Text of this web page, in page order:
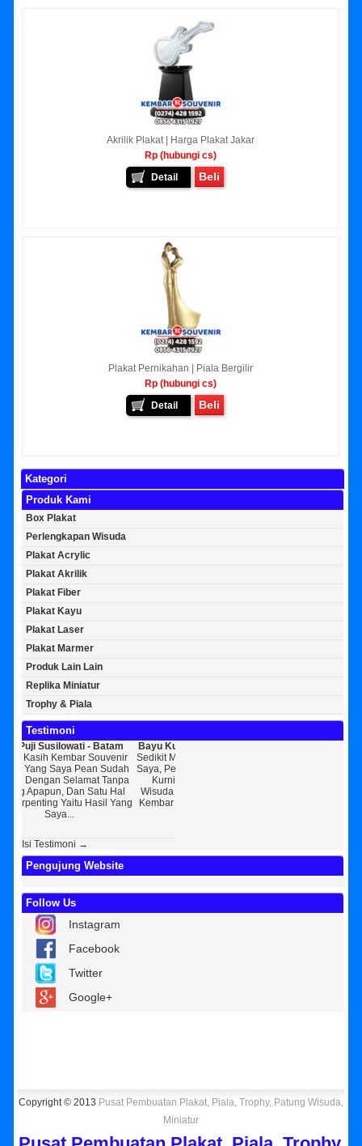
Akrilik Plakat | Harga Plakat Jakar
Rp (hubungi cs)
Detail
Beli
Plakat Pernikahan | Piala Bergilir
Rp (hubungi cs)
Detail
Beli
Kategori
Produk Kami
Box Plakat
Perlengkapan Wisuda
Plakat Acrylic
Plakat Akrilik
Plakat Fiber
Plakat Kayu
Plakat Laser
Plakat Marmer
Produk Lain Lain
Replika Miniatur
Trophy & Piala
Testimoni
Yang
Bayu Kurniawan - Jakarta Pusat
Sedikit Membagikan Kisah Sukses
Saya, Perkenalkan Pak Saya Bayu
Kurniawan Reseller Patung
Wisuda Dan Souvenir Wisuda Di
Kembar Souvenir, Sebetulnya S...
Isi Testimoni →
Pengujung Website
Follow Us
Instagram
Facebook
Twitter
Google+
Copyright © 2013 Pusat Pembuatan Plakat, Piala, Trophy, Patung Wisuda,
Miniatur